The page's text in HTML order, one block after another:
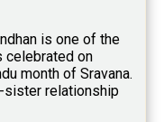
is one of the
celebrated on
month of Sravana.
sister relationship